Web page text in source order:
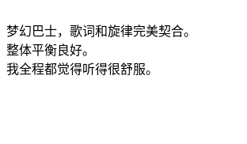
梦幻巴士，歌词和旋律完美契合。
整体平衡良好。
我全程都觉得听得很舒服。